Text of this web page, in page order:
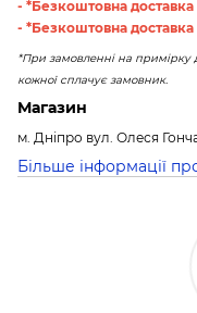
- *Безкоштовна
- *Безкоштовна
*При замовленні на примірку
кожної сплачує замовник.
Магазин
м. Дніпро вул. Олеся
Більше інформації